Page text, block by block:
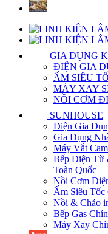
GIA DỤNG
ĐIỆN GIA
ẤM SIÊU
MÁY XAY
NỒI CƠM
SUNHOUSE
Điện Gia
Gia Dụng
Máy Vắt
Bếp Điện Từ
Toàn Quốc
Nồi Cơm
Ấm Siêu Tốc
Nồi & Chảo
Bếp Gas
Máy Xay